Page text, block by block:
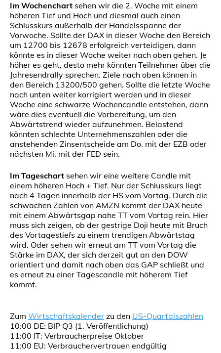
Im Wochenchart sehen wir die 2. Woche mit einem
höheren Tief und Hoch und diesmal auch einen
Schlusskurs außerhalb der Handelsspanne der
Vorwoche. Sollte der DAX in dieser Woche den Bereich
um 12700 bis 12678 erfolgreich verteidigen, dann
könnte es in dieser Woche weiter nach oben gehen. Je
höher es geht, desto mehr könnten Teilnehmer über die
Jahresendrally sprechen. Ziele nach oben können in
den Bereich 13200/500 gehen. Sollte die letzte Woche
nach unten weiter korrigiert werden und in dieser
Woche eine schwarze Wochencandle entstehen, dann
wäre dies eventuell die Vorbereitung, um den
Abwärtstrend wieder aufzunehmen. Belastend
könnten schlechte Unternehmenszahlen oder die
anstehenden Zinsentscheide am Do. mit der EZB oder
nächsten Mi. mit der FED sein.
Im Tageschart sehen wir eine weitere Candle mit
einem höheren Hoch + Tief. Nur der Schlusskurs liegt
nach 4 Tagen innerhalb der HS vom Vortag. Durch die
schwachen Zahlen von AMZN kommt der DAX heute
mit einem Abwärtsgap nahe TT vom Vortag rein. Hier
muss sich zeigen, ob der gestrige Doji heute mit Bruch
des Vortagestiefs zu einem trendigen Abwärtstag
wird. Oder sehen wir erneut am TT vom Vortag die
Stärke im DAX, der sich derzeit gut an den DOW
orientiert und damit nach oben das GAP schließt und
es erneut zu einer Tagescandle mit höherem Tief
kommt.
Zum Wirtschaftskalender zu den US-Quartalszahlen
10:00 DE: BIP Q3 (1. Veröffentlichung)
11:00 IT: Verbraucherpreise Oktober
11:00 EU: Verbrauchervertrauen endgültig